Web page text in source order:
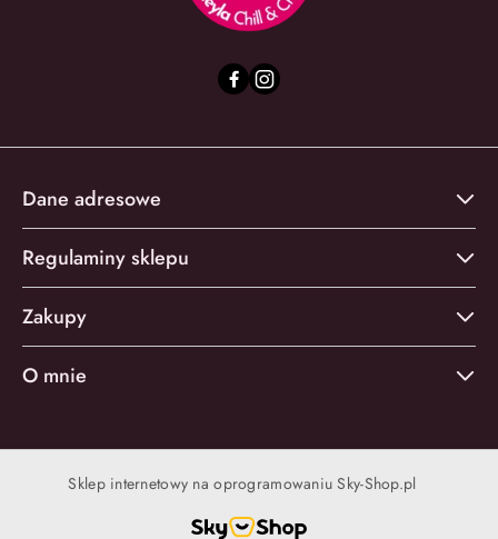
Dane adresowe
Regulaminy sklepu
Zakupy
O mnie
Sklep internetowy na oprogramowaniu Sky-Shop.pl